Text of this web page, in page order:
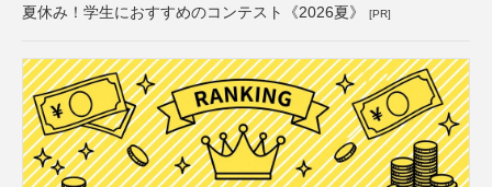
夏休み！学生におすすめのコンテスト《2026夏》 [PR]